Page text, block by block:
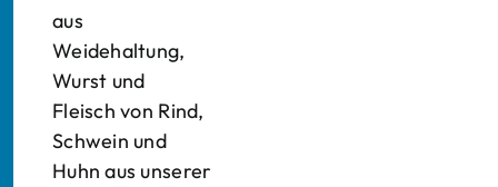
aus
Weidehaltung,
Wurst und
Fleisch von Rind,
Schwein und
Huhn aus unserer